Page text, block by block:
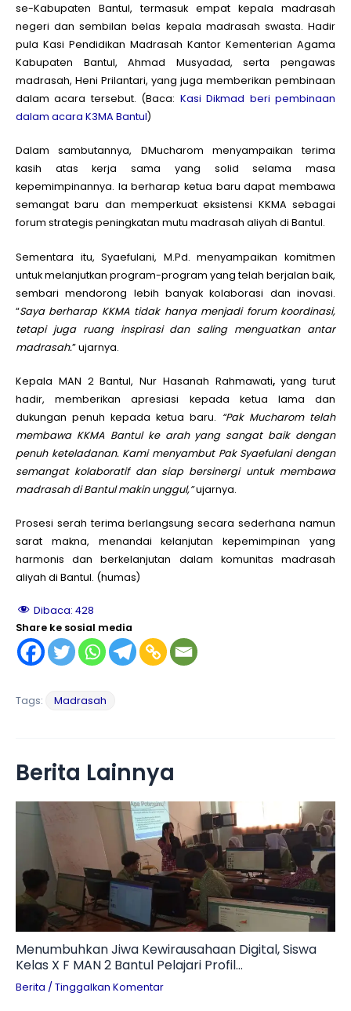
se-Kabupaten Bantul, termasuk empat kepala madrasah
negeri dan sembilan belas kepala madrasah swasta. Hadir
pula Kasi Pendidikan Madrasah Kantor Kementerian Agama
Kabupaten Bantul, Ahmad Musyadad, serta pengawas
madrasah, Heni Prilantari, yang juga memberikan pembinaan
dalam acara tersebut. (Baca: Kasi Dikmad beri pembinaan
dalam acara K3MA Bantul)
Dalam sambutannya, DMucharom menyampaikan terima
kasih atas kerja sama yang solid selama masa
kepemimpinannya. Ia berharap ketua baru dapat membawa
semangat baru dan memperkuat eksistensi KKMA sebagai
forum strategis peningkatan mutu madrasah aliyah di Bantul.
Sementara itu, Syaefulani, M.Pd. menyampaikan komitmen
untuk melanjutkan program-program yang telah berjalan baik,
sembari mendorong lebih banyak kolaborasi dan inovasi.
“Saya berharap KKMA tidak hanya menjadi forum koordinasi,
tetapi juga ruang inspirasi dan saling menguatkan antar
madrasah.” ujarnya.
Kepala MAN 2 Bantul, Nur Hasanah Rahmawati,yang turut
hadir, memberikan apresiasi kepada ketua lama dan
dukungan penuh kepada ketua baru. “Pak Mucharom telah
membawa KKMA Bantul ke arah yang sangat baik dengan
penuh keteladanan. Kami menyambut Pak Syaefulani dengan
semangat kolaboratif dan siap bersinergi untuk membawa
madrasah di Bantul makin unggul,”ujarnya.
Prosesi serah terima berlangsung secara sederhana namun
sarat makna, menandai kelanjutan kepemimpinan yang
harmonis dan berkelanjutan dalam komunitas madrasah
aliyah di Bantul. (humas)
Dibaca: 428
Share ke sosial media
Tags: Madrasah
Berita Lainnya
Menumbuhkan Jiwa Kewirausahaan Digital, Siswa
Kelas X F MAN 2 Bantul Pelajari Profil
Technopreneur dan Tantangan Branding UMKM
Berita / Tinggalkan Komentar